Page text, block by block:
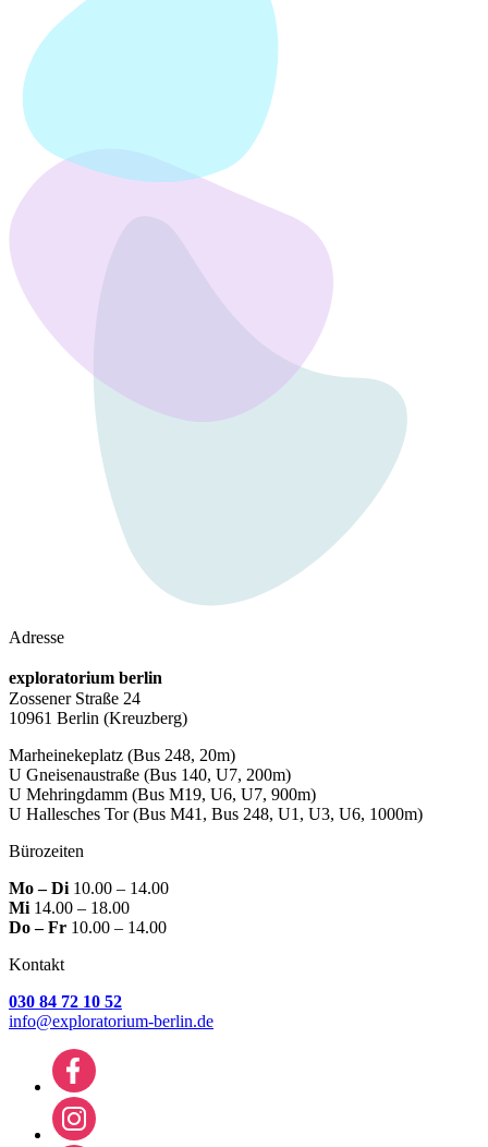
Adresse
exploratorium berlin
Zossener Straße 24
10961 Berlin (Kreuzberg)
Marheinekeplatz (Bus 248, 20m)
U Gneisenaustraße (Bus 140, U7, 200m)
U Mehringdamm (Bus M19, U6, U7, 900m)
U Hallesches Tor(Bus M41, Bus 248, U1, U3, U6, 1000m)
Bürozeiten
Mo – Di 10.00 – 14.00
Mi 14.00 – 18.00
Do – Fr 10.00 – 14.00
Kontakt
030 84 72 10 52
info@exploratorium-berlin.de